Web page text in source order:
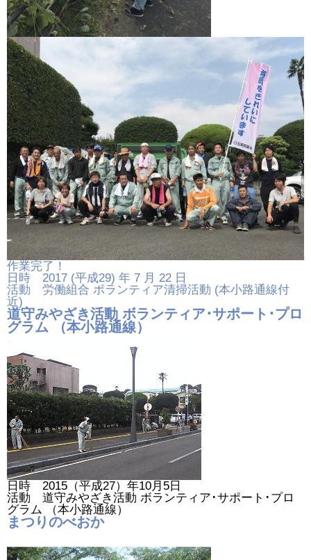
作業完了！
日時 2017 (平成29) 年 7 月 22 日
活動 労働組合 ボランティア清掃活動 (本小路通線付
近)
道守みやざき活動 ボランティア･サポート･プロ
グラム （本小路通線）
日時 2015（平成27）年10月5日
活動 道守みやざき活動 ボランティア･サポート･プロ
グラム （本小路通線）
まつりのべおか